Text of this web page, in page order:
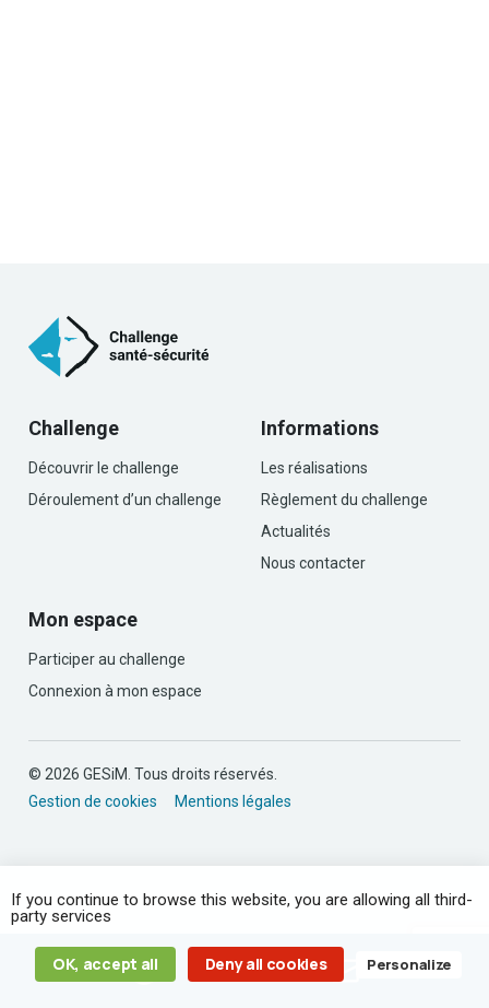
Challenge
Découvrir le challenge
Déroulement d’un challenge
Informations
Les réalisations
Règlement du challenge
Actualités
Nous contacter
Mon espace
Participer au challenge
Connexion à mon espace
© 2026 GESiM. Tous droits réservés.
Gestion de cookies
Mentions légales
If you continue to browse this website, you are allowing all third-
party services
OK, accept all Deny all cookies Personalize